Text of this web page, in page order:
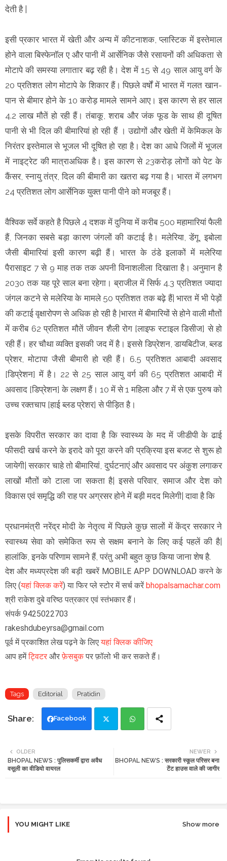
देती है |
इसी प्रकार भारत में खेती और अन्य में कीटनाशक, प्लास्टिक में इस्तेमाल
होने वाला बिस्फेनॉल ए और पानी में आर्सेनिक जैसे रसायनों की अधिकता से
मोटापे की समस्या लगातार बढ़ रही है। देश में 15 से 49 साल आयु वर्ग के
20 प्रतिशत लोग मोटापे के शिकार हैं। पिछले वर्षों में भारत में गलत खान-
पान से बीमार होने के 10 करोड़ मामले सामने आए। इस कारण से हर साल
4.2 लाख मौतें हो रही हैं। तंबाकू, शराब और जंक फूड के साथ ही दूषित
पानी से भी दिल की बीमारियां हो रही हैं । उद्योगों और खेती में केमिकल के
निरंतर इस्तेमाल से भूजल भी दूषित हो रहा है। देश का आधे जिलों में भूजल
में नाइट्रेट की मात्राअधिक है। इस कारण से 23करोड़ लोगों को पेट के
कैंसर, स्नायु तंत्र, दिल की बीमारी का खतरा बढ़ गया है। भारत में लगभग
24 प्रतिशत लोग आर्सेनिक युक्त पानी पीने को मजबूर हैं।
वैश्विक सर्वे कहते है पिछले 4 दशक में दुनिया में करीब 500 महामारियां फैली
हैं, जिनका सबसे बड़ा कारण जंगलों की कटाई है। मलेरिया, डेंगू, इबोला
जैसी बीमारियां इसी कारण बढ़ी हैं। भारत के ठंडे इलाकों में मलेरिया
पैरासाइट 7 से 9 माह तक तक अपनी विनाशलीला दिखाता है। अनुमान है
2030 तक यह पूरे साल बना रहेगा। ब्राजील में सिर्फ 4.3 प्रतिशत ज्यादा
जंगल कटने से मलेरिया के मामले 50 प्रतिशत तक बढ़े हैं| भारत में भी पेड़ों
की कटाई वृक्षारोपण से अधिक हो रही है |भारत में बीमारियों से होने वाली मौतों
में करीब 62 प्रतिशत मौतें जीवन शैली रोग [लाइफ स्टाइल डिसीज] से हो
रही हैं। हर चौथा व्यक्ति इसकी जद में है। इससे डिप्रेशन, डायबिटीज, ब्लड
प्रेशर, मोटापा जैसी बीमारी हो रही हैं। 6.5 प्रतिशत आबादी अवसाद
[डिप्रेशन] में है। 22 से 25 साल आयु वर्ग की 65 प्रतिशत आबादी में
अवसाद [डिप्रेशन] के लक्षण हैं। 10 में से 1 महिला और 7 में से एक पुरुष को
उच्च रक्तचाप [हाई ब्लड प्रेशर] से पीड़ित है।
इसके विपरीत सरकार का दावा है कि स्वास्थ्य के मद में जीडीपी के ढाई
फीसदी खर्च करने के इरादे को पूरा करने की प्रक्रिया इस बजट से शुरू हो
जायेगी| सरकार चाहे तो बीमारियां, दुर्घटनाएं और अवसाद पर अंकुश लगाकर
लाखों मौतों को टाला जा सकता है| इससे परिवार, समाज और देश को
विकास एवं समृद्धि की राह पर अग्रसर होने में बड़ी मदद मिलेगी| दावा है कि
प्रधानमंत्री नरेंद्र मोदी के नेतृत्व में पिछले कुछ सालों में केंद्र सरकार ने
स्वास्थ्य सेवा को समेकित रूप से सक्षम बनाने के लिए कई पहलें की है|
हालांकि, इनके परिणाम सामने हैं, परंतु अभी बहुत कुछ किया जाना शेष है.
देश और मध्यप्रदेश की बड़ी खबरें MOBILE APP DOWNLOAD करने के
लिए (यहां क्लिक करें) या फिर प्ले स्टोर में सर्च करें bhopalsamachar.com
श्री राकेश दुबे वरिष्ठ पत्रकार एवं स्तंभकार हैं।
संपर्क 9425022703
rakeshdubeyrsa@gmail.com
पूर्व में प्रकाशित लेख पढ़ने के लिएयहां क्लिक कीजिए
आप हमेंट्विटर औरफ़ेसबुकपर फ़ॉलो भी कर सकते हैं।
Tags Editorial Pratidin
Facebook
tte ats
NEWER
BHOPAL NEWS : सरकारी स्कूल परिसर बना
टेंट हाउस वाले की जागीर
OLDER
BHOPAL NEWS : पुलिसकर्मी द्वारा अवैध
वसूली का वीडियो वायरल
YOU MIGHT LIKE Show more